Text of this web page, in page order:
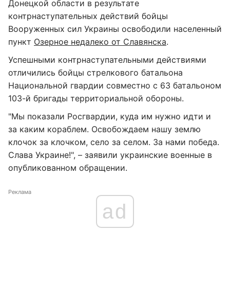
Донецкой области в результате
контрнаступательных действий бойцы
Вооруженных сил Украины освободили населенный
пункт Озерное недалеко от Славянска.
Успешными контрнаступательными действиями
отличились бойцы стрелкового батальона
Национальной гвардии совместно с 63 батальоном
103-й бригады территориальной обороны.
"Мы показали Росгвардии, куда им нужно идти и
за каким кораблем. Освобождаем нашу землю
клочок за клочком, село за селом. За нами победа.
Слава Украине!", – заявили украинские военные в
опубликованном обращении.
Реклама
ad